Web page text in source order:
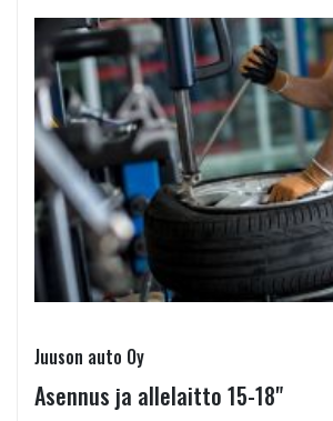
Juuson auto Oy
Asennus ja allelaitto 15-18"